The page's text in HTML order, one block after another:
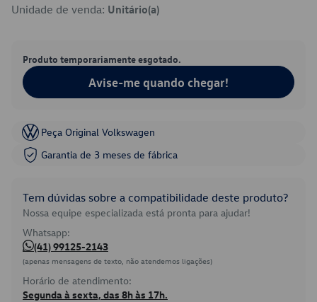
Unidade de venda: Unitário(a)
Produto temporariamente esgotado.
Avise-me quando chegar!
Peça Original Volkswagen
Garantia de 3 meses de fábrica
Tem dúvidas sobre a compatibilidade deste produto?
Nossa equipe especializada está pronta para ajudar!
Whatsapp:
(41) 99125-2143
(apenas mensagens de texto, não atendemos ligações)
Horário de atendimento:
Segunda à sexta, das 8h às 17h.